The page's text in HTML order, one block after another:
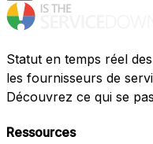
Statut en temps réel
les fournisseurs de
Découvrez ce qui se
Ressources